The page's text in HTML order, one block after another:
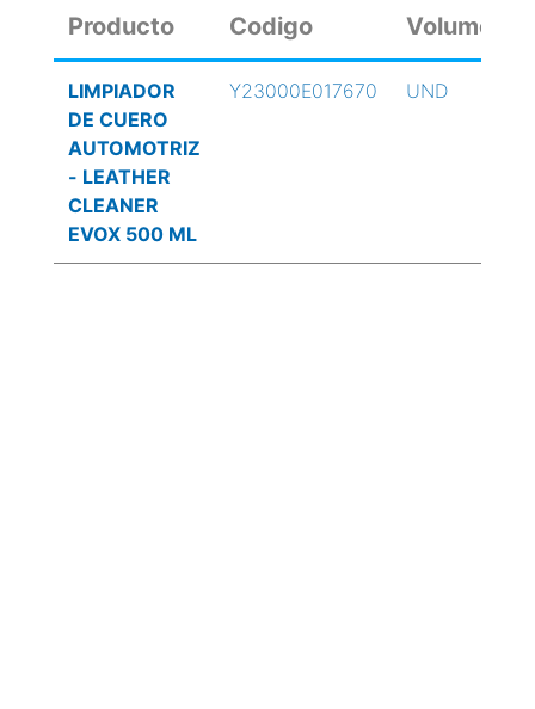
Producto Codigo Volumen
LIMPIADOR
DE CUERO
AUTOMOTRIZ
- LEATHER
CLEANER
EVOX 500 ML
Y23000E017670 UND